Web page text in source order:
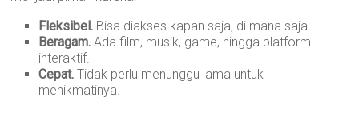
Fleksibel. Bisa diakses kapan saja, di mana saja.
Beragam. Ada film, musik, game, hingga platform
interaktif.
Cepat. Tidak perlu menunggu lama untuk
menikmatinya.